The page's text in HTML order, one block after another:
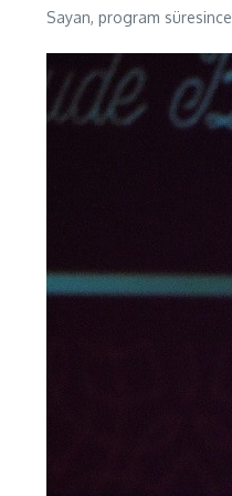
Sayan, program